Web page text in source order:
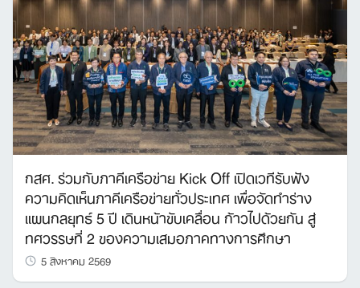
กสศ. ร่วมกับภาคีเครือข่าย Kick Off เปิดเวทีรับฟัง
ความคิดเห็นภาคีเครือข่ายทั่วประเทศ เพื่อจัดทำร่าง
แผนกลยุทธ์ 5 ปี เดินหน้าขับเคลื่อน ก้าวไปด้วยกัน สู่
ทศวรรษที่ 2 ของความเสมอภาคทางการศึกษา
5 สิงหาคม 2569